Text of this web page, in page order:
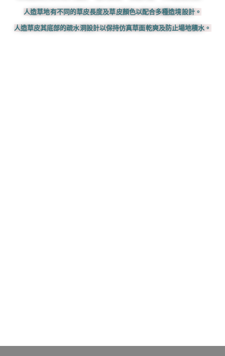
人造草地有不同的草皮長度及草皮顏色以配合多種造境設計。
人造草皮其底部的疏水洞設計以保持仿真草面乾爽及防止場地積水。